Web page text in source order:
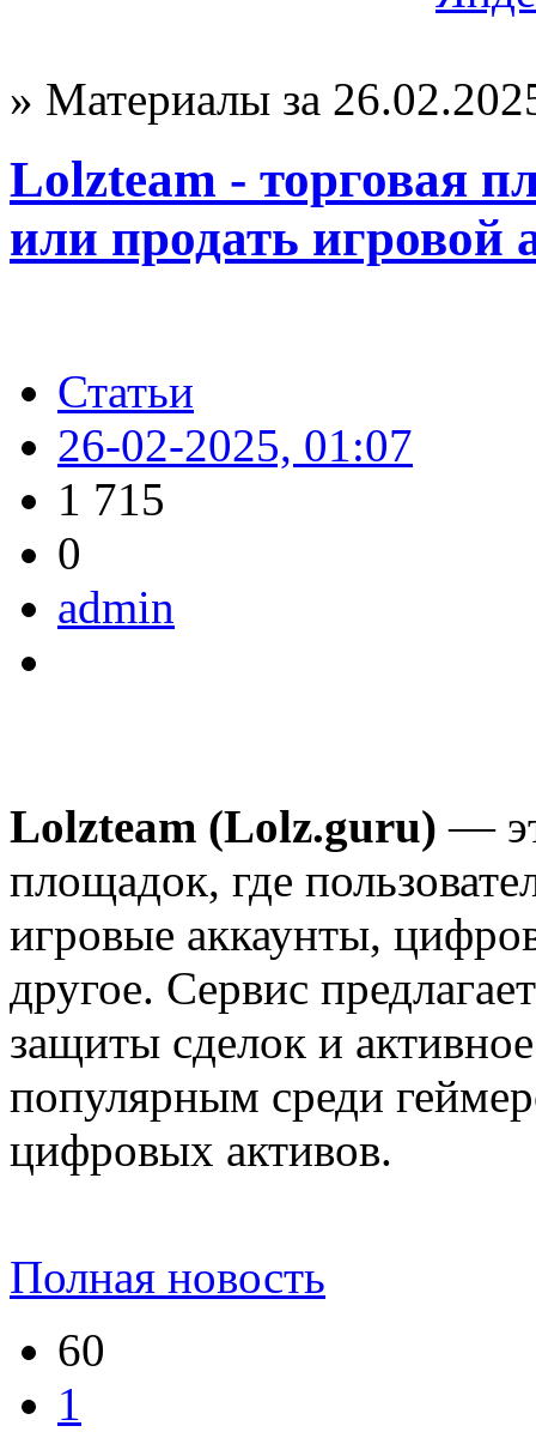
» Материалы за
Lolzteam - торговая
или продать игровой
Статьи
26-02-2025, 01:07
1 715
0
admin
Lolzteam (Lolz.guru) —
площадок, где
игровые аккаунты,
другое. Сервис
защиты сделок и
популярным среди
цифровых активов.
Полная новость
60
1